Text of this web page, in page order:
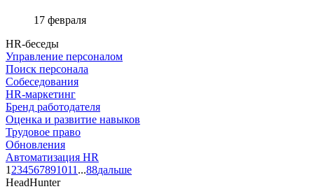
17 февраля
HR-беседы
Управление персоналом
Поиск персонала
Собеседования
HR-маркетинг
Бренд работодателя
Оценка и развитие навыков
Трудовое право
Обновления
Автоматизация HR
1 234567891011 ...88дальше
HeadHunter